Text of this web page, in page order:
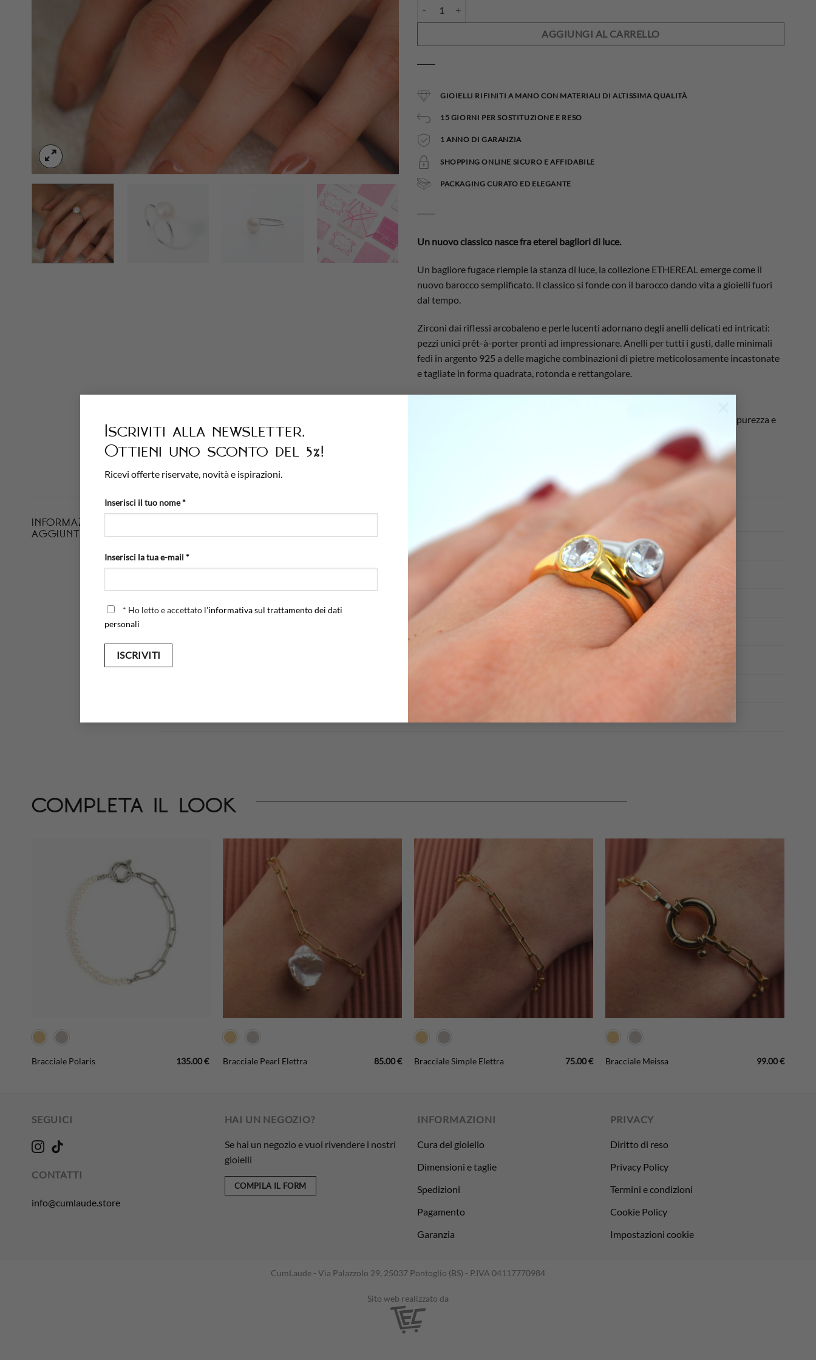
Iscriviti alla newsletter.
Ottieni uno sconto del 5%!
Ricevi offerte riservate, novità e ispirazioni.
Inserisci il tuo nome *
Inserisci la tua e-mail *
* Ho letto e accettato l'informativa sul trattamento dei dati
personali
AGGIUNGI AL CARRELLO
GIOIELLI RIFINITI A MANO CON MATERIALI DI ALTISSIMA QUALITÀ
15 GIORNI PER SOSTITUZIONE E RESO
1 ANNO DI GARANZIA
SHOPPING ONLINE SICURO E AFFIDABILE
PACKAGING CURATO ED ELEGANTE
Un nuovo classico nasce fra eterei bagliori di luce.
Un bagliore fugace riempie la stanza di luce, la collezione ETHEREAL emerge come il
nuovo barocco semplificato. Il classico si fonde con il barocco dando vita a gioielli fuori
dal tempo.
Zirconi dai riflessi arcobaleno e perle lucenti adornano degli anelli delicati ed intricati:
pezzi unici prêt-à-porter pronti ad impressionare. Anelli per tutti i gusti, dalle minimali
fedi in argento 925 a delle magiche combinazioni di pietre meticolosamente incastonate
e tagliate in forma quadrata, rotonda e rettangolare.
Un unico punto luce che avvolge la mano, l’anello Meg lineare e basic esprime purezza e
lucentezza. La perla d’acqua dolce è avvolta da una fascia d’argento.
INFORMAZIONI
AGGIUNTIVE
Argento 925 sterling
completa il look
Bracciale Polaris 135.00€ Bracciale Pearl Elettra 85.00€ Bracciale Simple Elettra 75.00€ Bracciale Meissa 99.00€
SEGUICI
CONTATTI
info@cumlaude.store
HAI UN NEGOZIO?
Se hai un negozio e vuoi rivendere i nostri
gioielli
COMPILA IL FORM
INFORMAZIONI
Cura del gioiello
Dimensioni e taglie
Spedizioni
Pagamento
Garanzia
PRIVACY
Diritto di reso
Privacy Policy
Termini e condizioni
Cookie Policy
Impostazioni cookie
CumLaude - Via Palazzolo 29, 25037 Pontoglio (BS) - P.IVA 04117770984
Sito web realizzato da